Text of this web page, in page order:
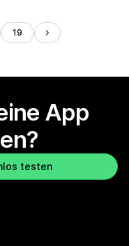
19
App
testen